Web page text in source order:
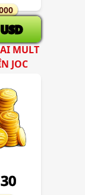
USD
MULT
JOC